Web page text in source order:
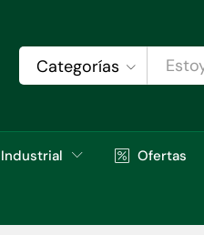
Categorías
Industrial Ofertas